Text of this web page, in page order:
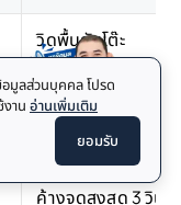
วิดพื้นกับโต๊ะ
Squat เต็มระยะ
Elbow plank 45 วิ
ค้างจุดสูงสุด 3 วินา
อมูลส่วนบุคคล โปรด
าน อ่านเพิ่มเติม
ยอมรับ